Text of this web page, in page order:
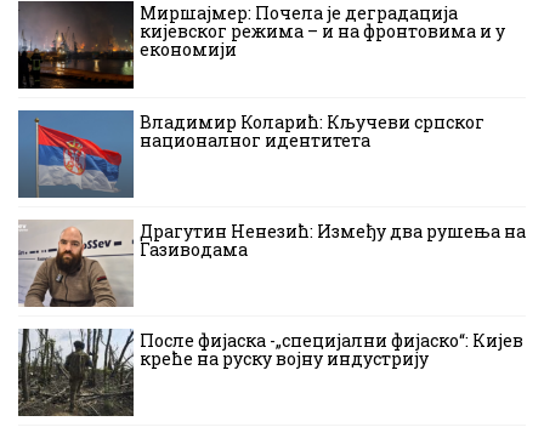
Миршајмер: Почела је деградација
кијевског режима – и на фронтовима и у
економији
Владимир Коларић: Кључеви српског
националног идентитета
Драгутин Ненезић: Између два рушења на
Газиводама
После фијаска -„специјални фијаско“: Кијев
креће на руску војну индустрију